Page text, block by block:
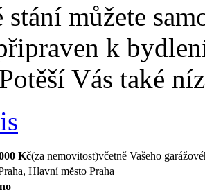
stání můžete
k
Vás také
Kč(za nemovitost)včetně Vašeho
Hlavní město Praha